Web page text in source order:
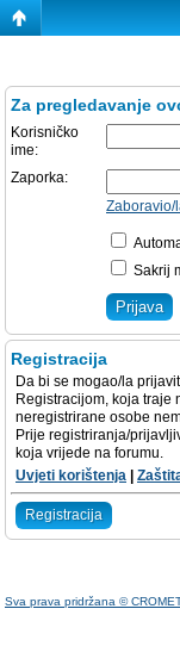
Za pregledavanje
Korisničko
ime:
Zaporka:
Zaboravio/
Sakrij
Registracija
Da bi se mogao/la
Registracijom, koja traje
neregistrirane osobe
Prije registriranja/
koja vrijede na forumu.
Uvjeti korištenja
Registracija
Sva prava pridržana ©